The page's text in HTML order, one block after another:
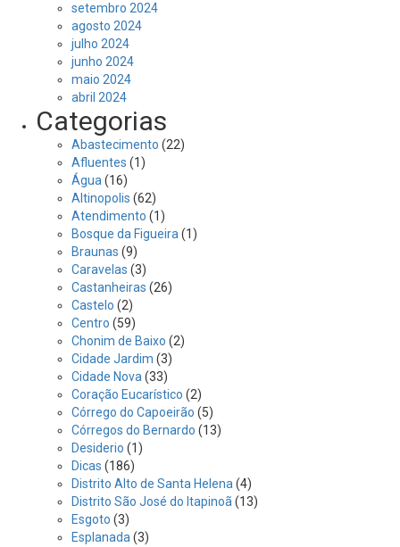
setembro 2024
agosto 2024
julho 2024
junho 2024
maio 2024
abril 2024
Categorias
Abastecimento (22)
Afluentes (1)
Água (16)
Altinopolis (62)
Atendimento (1)
Bosque da Figueira (1)
Braunas (9)
Caravelas (3)
Castanheiras (26)
Castelo (2)
Centro (59)
Chonim de Baixo (2)
Cidade Jardim (3)
Cidade Nova (33)
Coração Eucarístico (2)
Córrego do Capoeirão (5)
Córregos do Bernardo (13)
Desiderio (1)
Dicas (186)
Distrito Alto de Santa Helena (4)
Distrito São José do Itapinoã (13)
Esgoto (3)
Esplanada (3)